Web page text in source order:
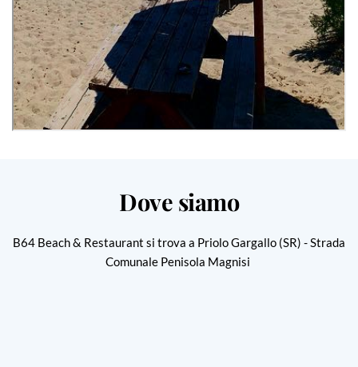
Dove siamo
B64 Beach & Restaurant si trova a Priolo Gargallo (SR) - Strada
Comunale Penisola Magnisi